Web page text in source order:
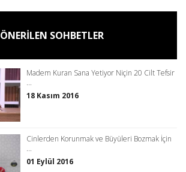
ÖNERİLEN SOHBETLER
Madem Kuran Sana Yetiyor Niçin 20 Cilt Tefsir
...
18 Kasım 2016
Cinlerden Korunmak ve Büyüleri Bozmak İçin
...
01 Eylül 2016